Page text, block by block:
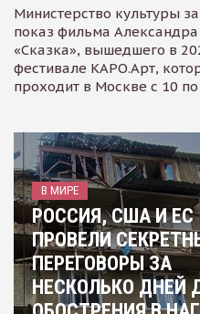
Министерство культуры
показ фильма
«Сказка», вышедшего в
фестивале КАРО.Арт,
проходит в Москве с 10
В МИРЕ
РОССИЯ, США И ЕС
ПРОВЕЛИ
ПЕРЕГОВОРЫ ЗА
НЕСКОЛЬКО ДНЕЙ